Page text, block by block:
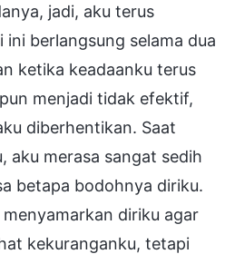
jadi, aku terus
ini berlangsung selama dua
ketika keadaanku terus
menjadi tidak efektif,
diberhentikan. Saat
aku merasa sangat sedih
betapa bodohnya diriku.
diriku agar
kekuranganku, tetapi